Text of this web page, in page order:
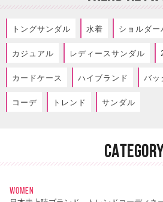
トングサンダル 水着 ショルダー
カジュアル レディースサンダル
カードケース ハイブランド バッ
コーデ トレンド サンダル
WOMEN